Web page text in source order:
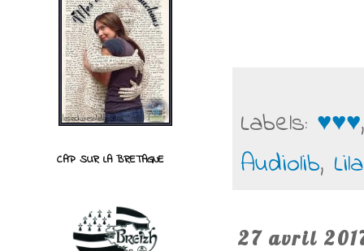
Labels: ♥♥♥
Audiolib,
27 avril
CAP SUR LA BRETAGNE